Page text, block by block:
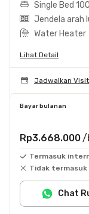
Single Bed
Jendela arah
Water Heater
Lihat Detail
Jadwalkan Visit
Bayar bulanan
Rp3.668.000 /
Termasuk
Tidak
Chat